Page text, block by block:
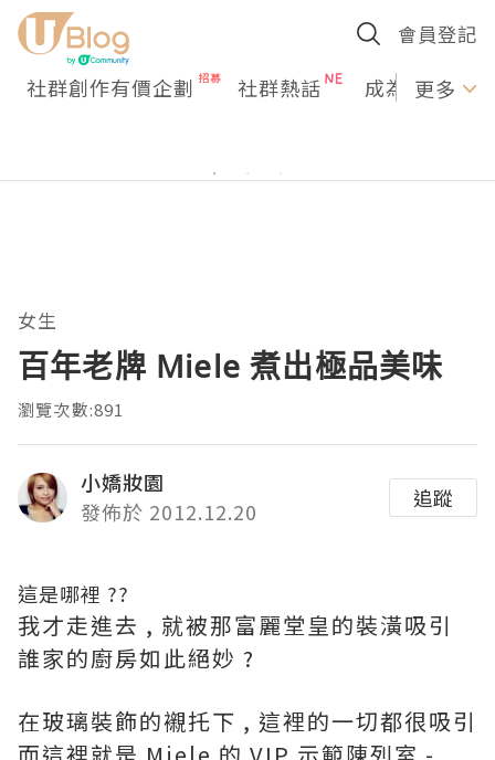
會員登記
社群創作有價企劃 社群熱話 成為U更多
女生
百年老牌 Miele 煮出極品美味
瀏覽次數:891
小嬌妝園
發佈於 2012.12.20
追蹤
這是哪裡 ??
我才走進去 , 就被那富麗堂皇的裝潢吸引
誰家的廚房如此絕妙 ?
在玻璃裝飾的襯托下 , 這裡的一切都很吸引